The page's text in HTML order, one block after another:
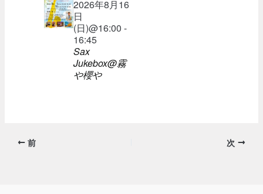
2026年8月16
日
(日)@16:00 -
16:45
Sax
Jukebox@霧
や櫻や
前 次